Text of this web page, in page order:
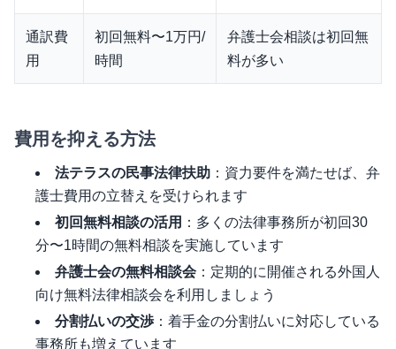
通訳費
用
初回無料〜1万円/
時間
弁護士会相談は初回無
料が多い
費用を抑える方法
法テラスの民事法律扶助 ：資力要件を満たせば、弁
護士費用の立替えを受けられます
初回無料相談の活用 ：多くの法律事務所が初回30
分〜1時間の無料相談を実施しています
弁護士会の無料相談会 ：定期的に開催される外国人
向け無料法律相談会を利用しましょう
分割払いの交渉：着手金の分割払いに対応している
事務所も増えています